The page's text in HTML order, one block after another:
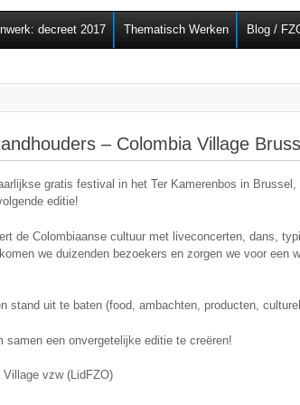
Overslaan en naar de
algemene inhoud gaan
decreet 2017 Thematisch Werken Blog /
– Colombia Village
gratis festival in het Ter Kamerenbos in
editie!
de Colombiaanse cultuur met liveconcerten, dans,
we duizenden bezoekers en zorgen we voor een
stand uit te baten (food, ambachten, producten,
samen een onvergetelijke editie te creëren!
Village vzw (LidFZO)